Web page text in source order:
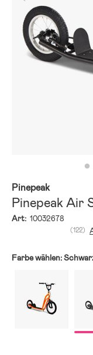
Pinepeak
Pinepeak Air
Art: 10032678
(122)
Farbe wählen: